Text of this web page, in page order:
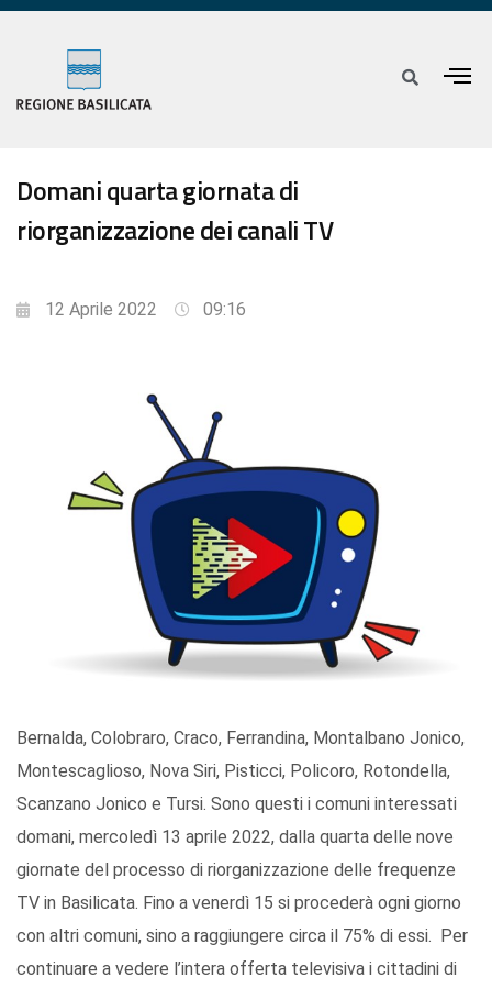
Domani quarta giornata di
riorganizzazione dei canali TV
12 Aprile 2022 09:16
Bernalda, Colobraro, Craco, Ferrandina, Montalbano Jonico,
Montescaglioso, Nova Siri, Pisticci, Policoro, Rotondella,
Scanzano Jonico e Tursi. Sono questi i comuni interessati
domani, mercoledì 13 aprile 2022, dalla quarta delle nove
giornate del processo di riorganizzazione delle frequenze
TV in Basilicata. Fino a venerdì 15 si procederà ogni giorno
con altri comuni, sino a raggiungere circa il 75% di essi. Per
continuare a vedere l’intera offerta televisiva i cittadini di